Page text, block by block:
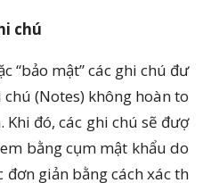
chú
“bảo mật” các ghi chú đư
(Notes) không hoàn to
đó, các ghi chú sẽ đượ
bằng cụm mật khẩu do
giản bằng cách xác th